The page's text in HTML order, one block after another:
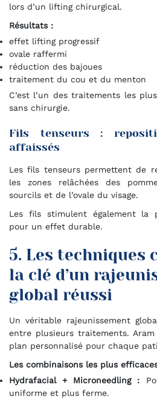
lors d’un lifting chirurgical.
Résultats :
effet lifting progressif
ovale raffermi
réduction des bajoues
traitement du cou et du menton
C’est l’un des traitements les
sans chirurgie.
Fils tenseurs :
affaissés
Les fils tenseurs permettent de
les zones relâchées des
sourcils et de l’ovale du visage.
Les fils stimulent également la
pour un effet durable.
5. Les techniques
la clé d’un
global réussi
Un véritable rajeunissement
entre plusieurs traitements.
plan personnalisé pour chaque
Les combinaisons les plus
Hydrafacial + Microneedling :
uniforme et plus ferme.